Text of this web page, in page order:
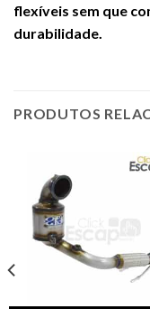
flexíveis sem que
durabilidade.
PRODUTOS